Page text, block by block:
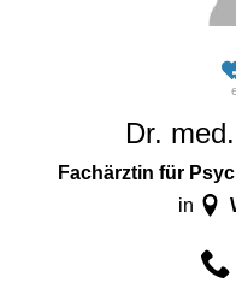
Dr.
Fachärztin für
in